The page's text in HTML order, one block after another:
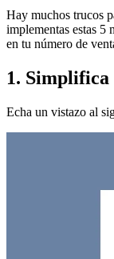
Hay muchos trucos
implementas estas 5
en tu número de
1.
Echa un vistazo al